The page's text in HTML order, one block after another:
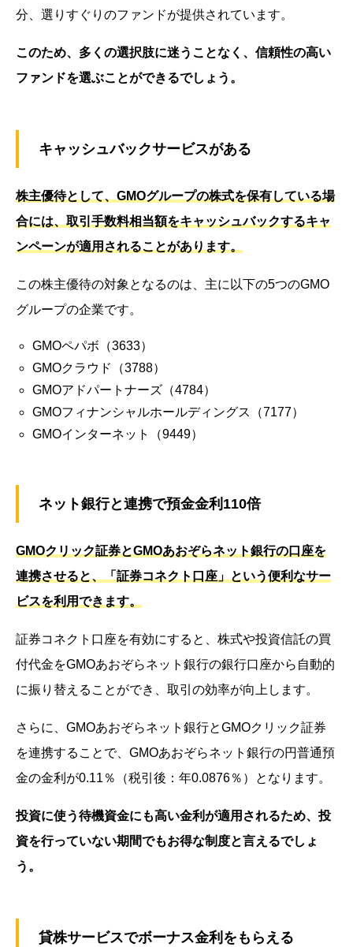
分、選りすぐりのファンドが提供されています。
このため、多くの選択肢に迷うことなく、信頼性の高い
ファンドを選ぶことができるでしょう。
キャッシュバックサービスがある
株主優待として、GMOグループの株式を保有している場
合には、取引手数料相当額をキャッシュバックするキャ
ンペーンが適用されることがあります。
この株主優待の対象となるのは、主に以下の5つのGMO
グループの企業です。
GMOペパボ（3633）
GMOクラウド（3788）
GMOアドパートナーズ（4784）
GMOフィナンシャルホールディングス（7177）
GMOインターネット（9449）
ネット銀行と連携で預金金利110倍
GMOクリック証券とGMOあおぞらネット銀行の口座を
連携させると、「証券コネクト口座」という便利なサー
ビスを利用できます。
証券コネクト口座を有効にすると、株式や投資信託の買
付代金をGMOあおぞらネット銀行の銀行口座から自動的
に振り替えることができ、取引の効率が向上します。
さらに、GMOあおぞらネット銀行とGMOクリック証券
を連携することで、GMOあおぞらネット銀行の円普通預
金の金利が0.11％（税引後：年0.0876％）となります。
投資に使う待機資金にも高い金利が適用されるため、投
資を行っていない期間でもお得な制度と言えるでしょ
う。
貸株サービスでボーナス金利をもらえる